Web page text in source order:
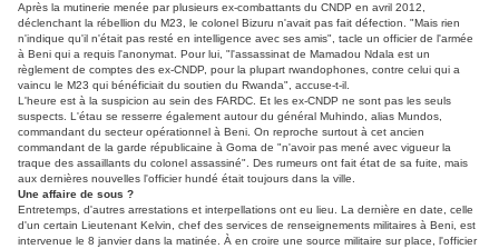
Après la mutinerie menée par plusieurs ex-combattants du CNDP en avril 2012,
déclenchant la rébellion du M23, le colonel Bizuru n'avait pas fait défection. "Mais rien
n'indique qu'il n'était pas resté en intelligence avec ses amis", tacle un officier de l'armée
à Beni qui a requis l'anonymat. Pour lui, "l'assassinat de Mamadou Ndala est un
règlement de comptes des ex-CNDP, pour la plupart rwandophones, contre celui qui a
vaincu le M23 qui bénéficiait du soutien du Rwanda", accuse-t-il.
L'heure est à la suspicion au sein des FARDC. Et les ex-CNDP ne sont pas les seuls
suspects. L'étau se resserre également autour du général Muhindo, alias Mundos,
commandant du secteur opérationnel à Beni. On reproche surtout à cet ancien
commandant de la garde républicaine à Goma de "n'avoir pas mené avec vigueur la
traque des assaillants du colonel assassiné". Des rumeurs ont fait état de sa fuite, mais
aux dernières nouvelles l'officier hundé était toujours dans la ville.
Une affaire de sous ?
Entretemps, d'autres arrestations et interpellations ont eu lieu. La dernière en date, celle
d'un certain Lieutenant Kelvin, chef des services de renseignements militaires à Beni, est
intervenue le 8 janvier dans la matinée. À en croire une source militaire sur place, l'officier